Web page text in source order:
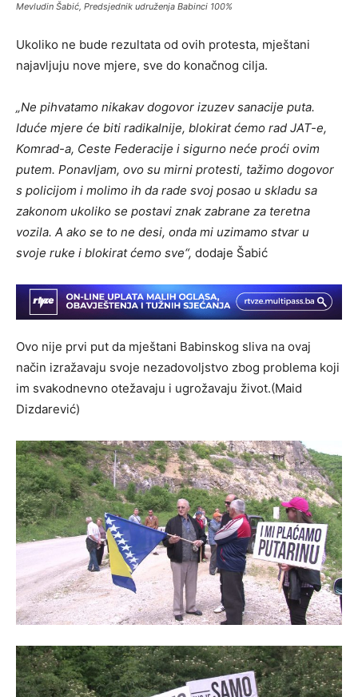
Mevludin Šabić, Predsjednik udruženja Babinci 100%
Ukoliko ne bude rezultata od ovih protesta, mještani
najavljuju nove mjere, sve do konačnog cilja.
„Ne pihvatamo nikakav dogovor izuzev sanacije puta.
Iduće mjere će biti radikalnije, blokirat ćemo rad JAT-e,
Komrad-a, Ceste Federacije i sigurno neće proći ovim
putem. Ponavljam, ovo su mirni protesti, tažimo dogovor
s policijom i molimo ih da rade svoj posao u skladu sa
zakonom ukoliko se postavi znak zabrane za teretna
vozila. A ako se to ne desi, onda mi uzimamo stvar u
svoje ruke i blokirat ćemo sve“, dodaje Šabić
Ovo nije prvi put da mještani Babinskog sliva na ovaj
način izražavaju svoje nezadovoljstvo zbog problema koji
im svakodnevno otežavaju i ugrožavaju život.(Maid
Dizdarević)